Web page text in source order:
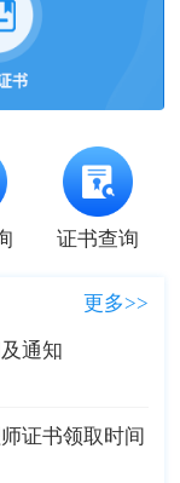
证书查询
更多>>
通知
证书领取时间